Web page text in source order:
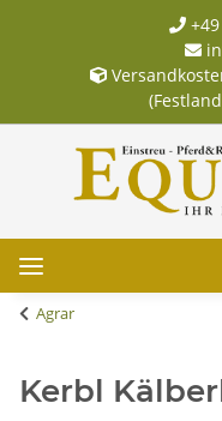
+49
Agrar
Kerbl